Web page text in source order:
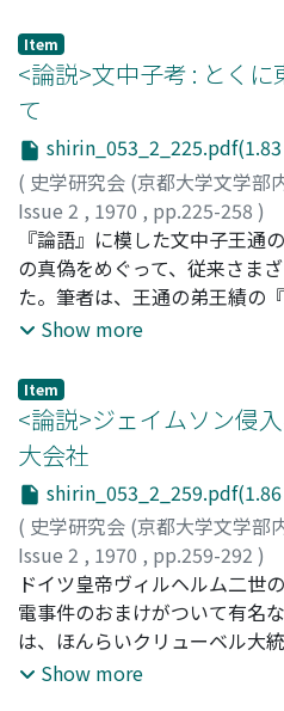
は、その全面否定か全面肯定
まられていた。同じ頃、ロシ
ヴィキ党は<政治運動も経済
あると観念した高畠素之は、
者の主流であった直接行動主
の止揚を試みた。しかし政治
の巨大化の必然は、マルクス
の必然とみた高畠は同じロシ
義をマルクス主義の論理的発
故に日本社会主義史において
て片づけられているが、大正
主義の最高の理論家を正当に
れる。
Item
<論説>文中子考 : とく
て
( 史学研究会 (京都大学文学部
Issue 2 , 1970 , pp.225-258 )
吉川, 忠夫;Yoshikawa, Tadao;
『論語』に模した文中子王通
の真偽をめぐって、従来さま
た。筆者は、王通の弟王績の
て、王通像の虚実をあきらか
の、しかももっとも大きな理
王通の門人として『中説』に
し、陳叔達、温彦博、杜淹、
いまでも、文中子学団と関係
説』には、後人による仮託の
いにせよ、このように『中説
まったく放恣な作為の産物で
真実がそこに反映されている
Show more
Item
<論説>ジェイムソン侵
大会社
( 史学研究会 (京都大学文学部
Issue 2 , 1970 , pp.259-292 )
市川, 承八郎;Ichikawa,
ロウ
ドイツ皇帝ヴィルヘルム二世
電事件のおまけがついて有名
は、ほんらいクリューベル大
蜂起と支援侵入とを組みあわ
Show more